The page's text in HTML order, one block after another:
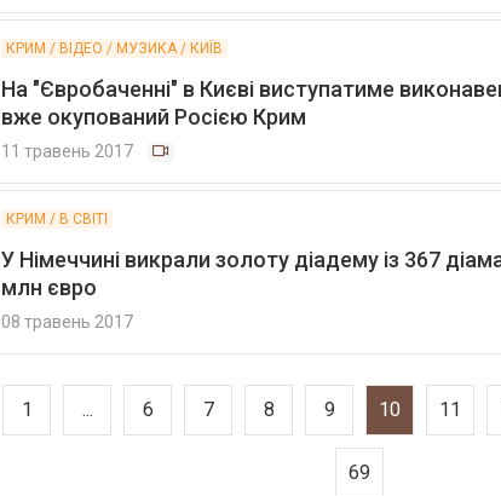
КРИМ / ВІДЕО / МУЗИКА / КИЇВ
На "Євробаченні" в Києві виступатиме
вже окупований Росією Крим
11 травень 2017
КРИМ / В СВІТІ
У Німеччині викрали золоту діадему із 367
млн євро
08 травень 2017
1 ... 6 7 8 9 10 11
69